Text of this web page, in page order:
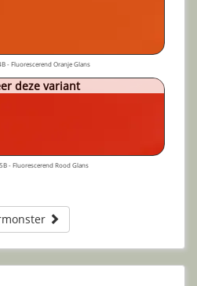
- Fluorescerend Oranje Glans
deze variant
- Fluorescerend Rood Glans